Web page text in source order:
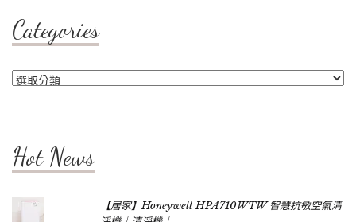
Categories
Categories
Hot News
【居家】Honeywell HPA710WTW 智慧抗敏空氣清